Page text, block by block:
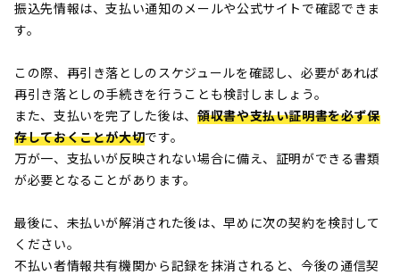
振込先情報は、支払い通知のメールや公式サイトで確認できま
す。
この際、再引き落としのスケジュールを確認し、必要があれば
再引き落としの手続きを行うことも検討しましょう。
また、支払いを完了した後は、 領収書や支払い証明書を必ず保
存しておくことが大切です。
万が一、支払いが反映されない場合に備え、証明ができる書類
が必要となることがあります。
最後に、未払いが解消された後は、早めに次の契約を検討して
ください。
不払い者情報共有機関から記録を抹消されると、今後の通信契